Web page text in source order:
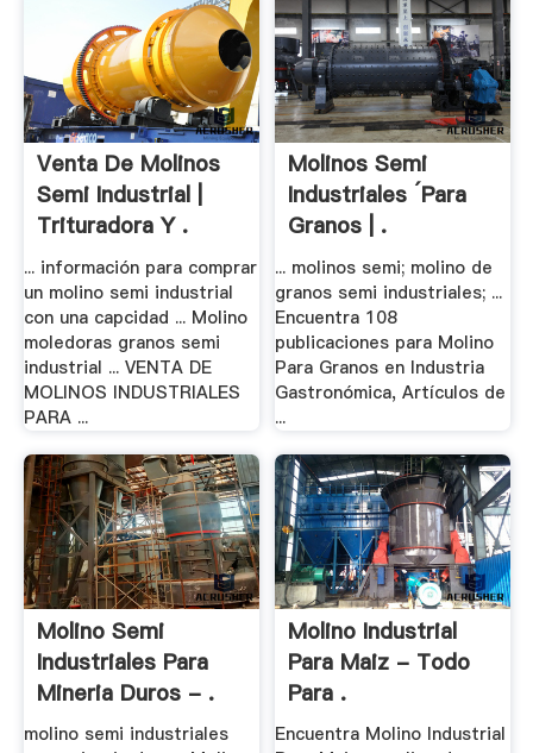
Venta De Molinos
Semi Industrial |
Trituradora Y .
... información para comprar
un molino semi industrial
con una capcidad ... Molino
moledoras granos semi
industrial ... VENTA DE
MOLINOS INDUSTRIALES
PARA ...
Molinos Semi
Industriales ´para
Granos | .
... molinos semi; molino de
granos semi industriales; ...
Encuentra 108
publicaciones para Molino
Para Granos en Industria
Gastronómica, Artículos de
...
Molino Semi
Industriales Para
Mineria Duros - .
molino semi industriales
Molino Industrial
Para Maiz - Todo
Para .
Encuentra Molino Industrial